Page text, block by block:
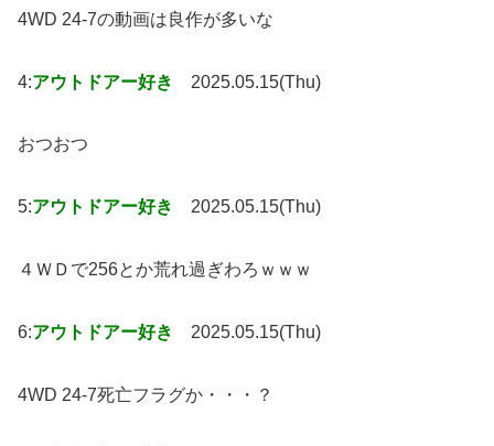
4WD 24-7の動画は良作が多いな
4:アウトドアー好き 2025.05.15(Thu)
おつおつ
5:アウトドアー好き 2025.05.15(Thu)
４ＷＤで256とか荒れ過ぎわろｗｗｗ
6:アウトドアー好き 2025.05.15(Thu)
4WD 24-7死亡フラグか・・・？